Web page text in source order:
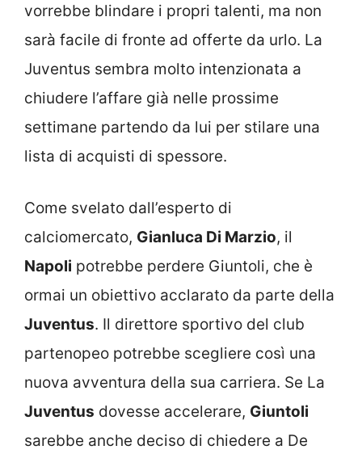
vorrebbe blindare i propri talenti, ma non
sarà facile di fronte ad offerte da urlo. La
Juventus sembra molto intenzionata a
chiudere l’affare già nelle prossime
settimane partendo da lui per stilare una
lista di acquisti di spessore.
Come svelato dall’esperto di
calciomercato, Gianluca Di Marzio, il
Napoli potrebbe perdere Giuntoli, che è
ormai un obiettivo acclarato da parte della
Juventus. Il direttore sportivo del club
partenopeo potrebbe scegliere così una
nuova avventura della sua carriera. Se La
Juventus dovesse accelerare, Giuntoli
sarebbe anche deciso di chiedere a De